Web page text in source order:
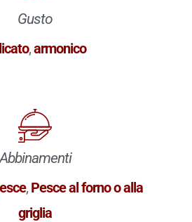
Gusto
,armonico
Abbinamenti
, Pesce al forno o alla
griglia